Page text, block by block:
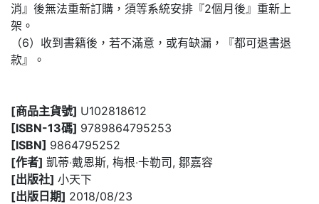
消』後無法重新訂購，須等系統安排『2個月後』重新上
架。
（6）收到書籍後，若不滿意，或有缺漏，『都可退書退
款』。
[商品主貨號] U102818612
[ISBN-13碼] 9789864795253
[ISBN] 9864795252
[作者]
凱蒂‧戴恩斯, 梅根‧卡勒司, 鄒嘉容
[出版社] 小天下
[出版日期] 2018/08/23